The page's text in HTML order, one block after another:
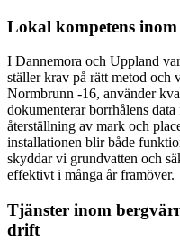
Lokal kompetens
I Dannemora och Uppland
ställer krav på rätt metod och
Normbrunn -16, använder
dokumenterar borrhålens
återställning av mark och
installationen blir både
skyddar vi grundvatten och
effektivt i många år framöver.
Tjänster inom
drift